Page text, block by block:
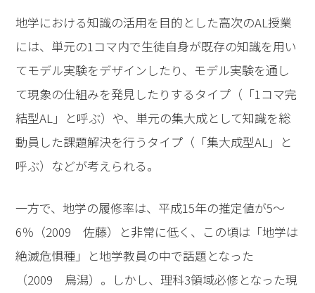
地学における知識の活用を目的とした高次のAL授業
には、単元の1コマ内で生徒自身が既存の知識を用い
てモデル実験をデザインしたり、モデル実験を通し
て現象の仕組みを発見したりするタイプ（「1コマ完
結型AL」と呼ぶ）や、単元の集大成として知識を総
動員した課題解決を行うタイプ（「集大成型AL」と
呼ぶ）などが考えられる。
一方で、地学の履修率は、平成15年の推定値が5〜
6％（2009 佐藤）と非常に低く、この頃は「地学は
絶滅危惧種」と地学教員の中で話題となった
（2009 鳥潟）。しかし、理科3領域必修となった現